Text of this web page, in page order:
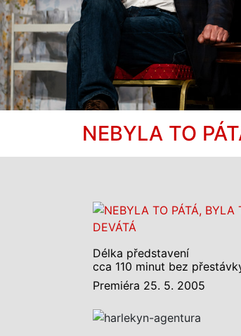
NEBYLA TO
Délka představení
cca 110 minut bez
Premiéra 25. 5. 2005